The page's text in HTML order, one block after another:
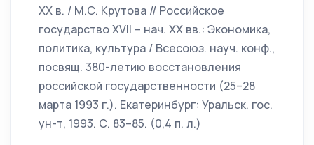
XX в. / М.С. Крутова // Российское
государство XVII – нач. XX вв.: Экономика,
политика, культура / Всесоюз. науч. конф.,
посвящ. 380-летию восстановления
российской государственности (25–28
марта 1993 г.). Екатеринбург: Уральск. гос.
ун-т, 1993. С. 83–85. (0,4 п. л.)